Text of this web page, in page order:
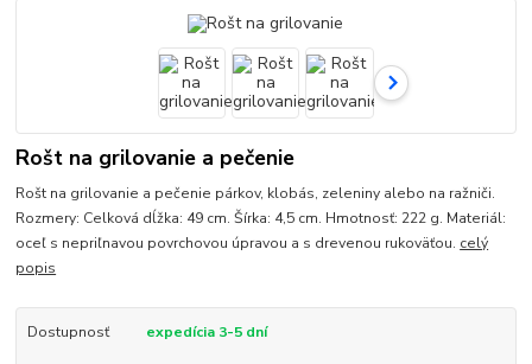
Rošt na grilovanie a pečenie
Rošt na grilovanie a pečenie párkov, klobás, zeleniny alebo na ražniči.
Rozmery: Celková dĺžka: 49 cm. Šírka: 4,5 cm. Hmotnosť: 222 g. Materiál:
oceľ s nepriľnavou povrchovou úpravou a s drevenou rukoväťou. celý
popis
Dostupnosť expedícia 3-5 dní